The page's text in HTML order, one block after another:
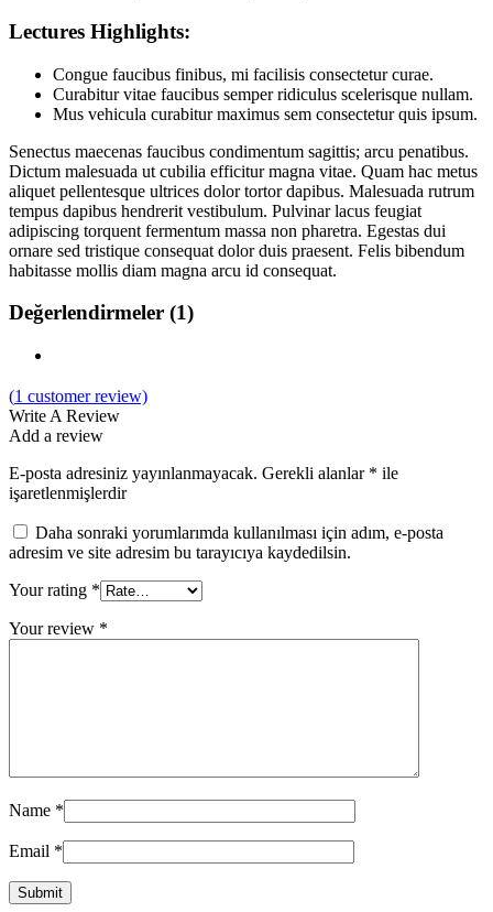
Lectures Highlights:
Congue faucibus finibus, mi facilisis consectetur curae.
Curabitur vitae faucibus semper ridiculus scelerisque nullam.
Mus vehicula curabitur maximus sem consectetur quis ipsum.
Senectus maecenas faucibus condimentum sagittis; arcu penatibus.
Dictum malesuada ut cubilia efficitur magna vitae. Quam hac metus
aliquet pellentesque ultrices dolor tortor dapibus. Malesuada rutrum
tempus dapibus hendrerit vestibulum. Pulvinar lacus feugiat
adipiscing torquent fermentum massa non pharetra. Egestas dui
ornare sed tristique consequat dolor duis praesent. Felis bibendum
habitasse mollis diam magna arcu id consequat.
Değerlendirmeler (1)
(1 customer review)
Write A Review
Add a review
E-posta adresiniz yayınlanmayacak. Gerekli alanlar * ile
işaretlenmişlerdir
Daha sonraki yorumlarımda kullanılması için adım, e-posta
adresim ve site adresim bu tarayıcıya kaydedilsin.
Your rating *
Your review *
Name *
Email *